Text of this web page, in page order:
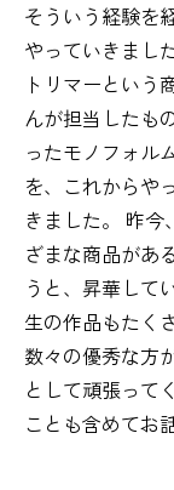
そういう経験を
やっていきまし
トリマーという
んが担当したも
ったモノフォル
を、これからや
きました。 昨今
ざまな商品があ
うと、昇華して
生の作品もたく
数々の優秀な方
として頑張って
ことも含めてお